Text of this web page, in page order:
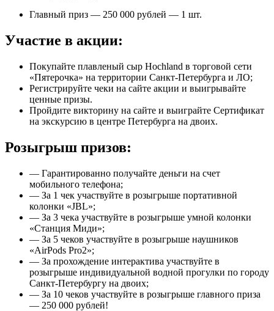
Главный приз — 250 000 рублей — 1 шт.
Участие в акции:
Покупайте плавленый сыр Hochland в торговой сети
«Пятерочка» на территории Санкт-Петербурга и ЛО;
Регистрируйте чеки на сайте акции и выигрывайте
ценные призы.
Пройдите викторину на сайте и выиграйте Сертификат
на экскурсию в центре Петербурга на двоих.
Розыгрыш призов:
— Гарантированно получайте деньги на счет
мобильного телефона;
— За 1 чек участвуйте в розыгрыше портативной
колонки «JBL»;
— За 3 чека участвуйте в розыгрыше умной колонки
«Станция Миди»;
— За 5 чеков участвуйте в розыгрыше наушников
«AirPods Pro2»;
— За прохождение интерактива участвуйте в
розыгрыше индивидуальной водной прогулки по городу
Санкт-Петербургу на двоих;
— За 10 чеков участвуйте в розыгрыше главного приза
— 250 000 рублей!